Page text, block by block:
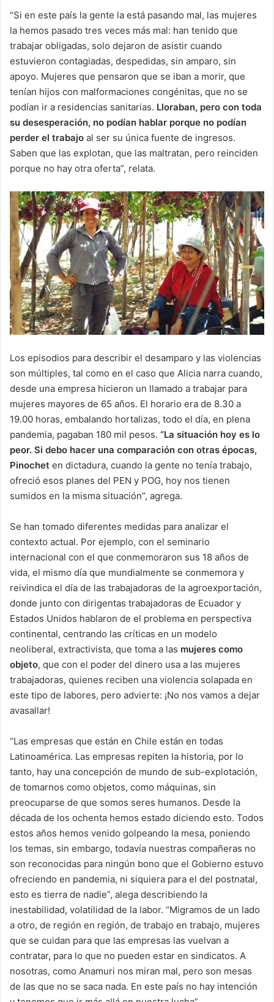
“Si en este país la gente la está pasando mal, las mujeres
la hemos pasado tres veces más mal: han tenido que
trabajar obligadas, solo dejaron de asistir cuando
estuvieron contagiadas, despedidas, sin amparo, sin
apoyo. Mujeres que pensaron que se iban a morir, que
tenían hijos con malformaciones congénitas, que no se
podían ir a residencias sanitarias. Lloraban, pero con toda
su desesperación, no podían hablar porque no podían
perder el trabajo al ser su única fuente de ingresos.
Saben que las explotan, que las maltratan, pero reinciden
porque no hay otra oferta”, relata.
Los episodios para describir el desamparo y las violencias
son múltiples, tal como en el caso que Alicia narra cuando,
desde una empresa hicieron un llamado a trabajar para
mujeres mayores de 65 años. El horario era de 8.30 a
19.00 horas, embalando hortalizas, todo el día, en plena
pandemia, pagaban 180 mil pesos. “La situación hoy es lo
peor. Si debo hacer una comparación con otras épocas,
Pinochet en dictadura, cuando la gente no tenía trabajo,
ofreció esos planes del PEN y POG, hoy nos tienen
sumidos en la misma situación”, agrega.
Se han tomado diferentes medidas para analizar el
contexto actual. Por ejemplo, con el seminario
internacional con el que conmemoraron sus 18 años de
vida, el mismo día que mundialmente se conmemora y
reivindica el día de las trabajadoras de la agroexportación,
donde junto con dirigentas trabajadoras de Ecuador y
Estados Unidos hablaron de el problema en perspectiva
continental, centrando las críticas en un modelo
neoliberal, extractivista, que toma a las mujeres como
objeto, que con el poder del dinero usa a las mujeres
trabajadoras, quienes reciben una violencia solapada en
este tipo de labores, pero advierte: ¡No nos vamos a dejar
avasallar!
“Las empresas que están en Chile están en todas
Latinoamérica. Las empresas repiten la historia, por lo
tanto, hay una concepción de mundo de sub-explotación,
de tomarnos como objetos, como máquinas, sin
preocuparse de que somos seres humanos. Desde la
década de los ochenta hemos estado diciendo esto. Todos
estos años hemos venido golpeando la mesa, poniendo
los temas, sin embargo, todavía nuestras compañeras no
son reconocidas para ningún bono que el Gobierno estuvo
ofreciendo en pandemia, ni siquiera para el del postnatal,
esto es tierra de nadie”, alega describiendo la
inestabilidad, volatilidad de la labor. “Migramos de un lado
a otro, de región en región, de trabajo en trabajo, mujeres
que se cuidan para que las empresas las vuelvan a
contratar, para lo que no pueden estar en sindicatos. A
nosotras, como Anamuri nos miran mal, pero son mesas
de las que no se saca nada. En este país no hay intención